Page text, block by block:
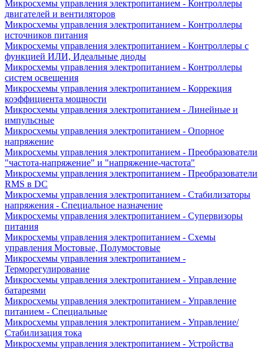
Микросхемы управления электропитанием - Контроллеры
двигателей и вентиляторов
Микросхемы управления электропитанием - Контроллеры
источников питания
Микросхемы управления электропитанием - Контроллеры с
функцией ИЛИ, Идеальные диоды
Микросхемы управления электропитанием - Контроллеры
систем освещения
Микросхемы управления электропитанием - Коррекция
коэффициента мощности
Микросхемы управления электропитанием - Линейные и
импульсные
Микросхемы управления электропитанием - Опорное
напряжение
Микросхемы управления электропитанием - Преобразователи
"частота-напряжение" и "напряжение-частота"
Микросхемы управления электропитанием - Преобразователи
RMS в DC
Микросхемы управления электропитанием - Стабилизаторы
напряжения - Специальное назначение
Микросхемы управления электропитанием - Супервизоры
питания
Микросхемы управления электропитанием - Схемы
управления Мостовые, Полумостовые
Микросхемы управления электропитанием -
Терморегулирование
Микросхемы управления электропитанием - Управление
батареями
Микросхемы управления электропитанием - Управление
питанием - Специальные
Микросхемы управления электропитанием - Управление/
Стабилизация тока
Микросхемы управления электропитанием - Устройства